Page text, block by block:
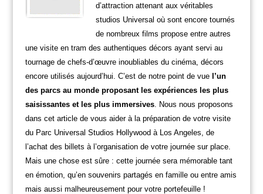
d’attraction attenant aux véritables
studios Universal où sont encore tournés
de nombreux films propose entre autres
une visite en tram des authentiques décors ayant servi au
tournage de chefs-d’œuvre inoubliables du cinéma, décors
encore utilisés aujourd’hui. C’est de notre point de vue l’un
des parcs au monde proposant les expériences les plus
saisissantes et les plus immersives. Nous nous proposons
dans cet article de vous aider à la préparation de votre visite
du Parc Universal Studios Hollywood à Los Angeles, de
l’achat des billets à l’organisation de votre journée sur place.
Mais une chose est sûre : cette journée sera mémorable tant
en émotion, qu’en souvenirs partagés en famille ou entre amis
mais aussi malheureusement pour votre portefeuille !